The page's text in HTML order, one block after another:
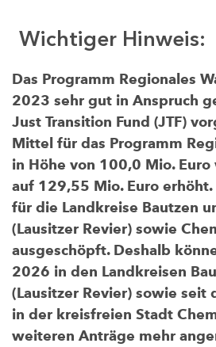
Wichtiger Hinweis:
Das Programm Regionales
2023 sehr gut in Anspruch
Just Transition Fund (JTF)
Mittel für das Programm
in Höhe von 100,0 Mio.
auf 129,55 Mio. Euro
für die Landkreise Bautzen
(Lausitzer Revier) sowie
ausgeschöpft. Deshalb
2026 in den Landkreisen
(Lausitzer Revier) sowie seit
in der kreisfreien Stadt
weiteren Anträge mehr